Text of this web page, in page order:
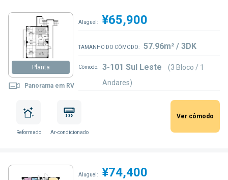
Planta
Panorama em RV
Aluguel: ¥65,900
TAMANHO DO CÔMODO: 57.96m² / 3DK
Cômodo: 3-101 Sul Leste
(3 Bloco / 1
Andares)
Reformado Ar-condicionado
Ver cômodo
Aluguel: ¥74,400